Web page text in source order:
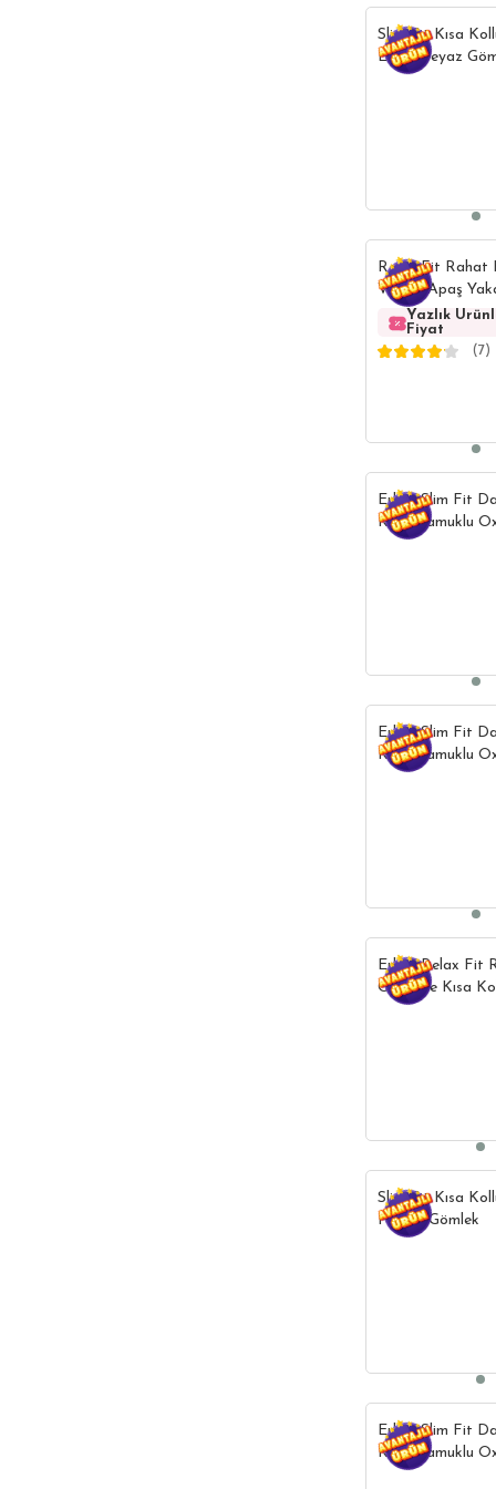
Slim Fit Kısa
Erkek Beyaz
Relax Fit Rahat
Viskon Apaş
GömlekYazlık
Fiyat
(7)
Erkek Slim Fit
Kollu Pamuklu
Kolay
Erkek Slim Fit
Kollu Pamuklu
Lacivert
Erkek Relax Fit
Oversize Kısa
Keten Doku
Slim Fit Kısa
Pembe Gömlek
Erkek Slim Fit
Kollu Pamuklu
İndigo Düğmeli